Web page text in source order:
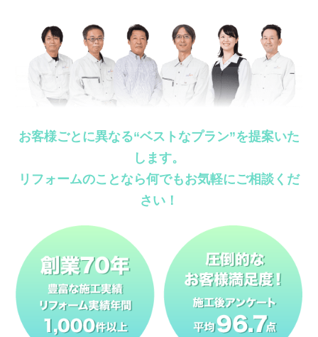
お客様ごとに異なる“ベストなプラン”を提案いた
します。
リフォームのことなら何でもお気軽にご相談くだ
さい！